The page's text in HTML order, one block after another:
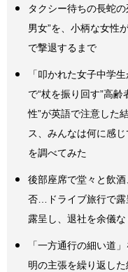
タクシー待ちの長蛇
男女”を、小柄な女性
で撃退するまで
「叩かれた女子中学
で“杖を振り回す”高齢
性”が英語で注意した
ス、みんなは何に感
を調べてみた
後部座席で堂々と飲
否…ドライブ旅行で露
露呈し、退社を余儀
「一方通行の細い道
明の主張を繰り返し